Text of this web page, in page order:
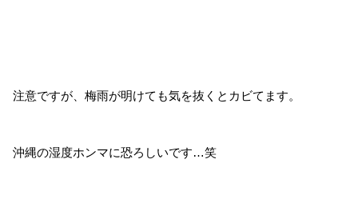
注意ですが、梅雨が明けても気を抜くとカビてます。
沖縄の湿度ホンマに恐ろしいです…笑